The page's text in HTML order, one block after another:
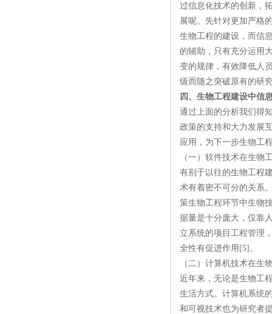
过信息化技术的创新，
展呢。先针对更加严格
生物工程的建设，而信
的辅助，只有充分运用
变的规律，有效降低人
级而随之突破原有的研
四、生物工程建设中信
通过上面的分析我们得
政策的支持和大力发展
应用，为下一步生物工
（一）软件技术在生物
有别于以往的生物工程
术有着密不可分的关系
策生物工程环节中生物
据量是十分庞大，仅靠
立系统的项目工程管理
全性有促进作用[5]。
（二）计算机技术在生
近年来，无论是生物工
生活方式。计算机系统
和可视技术也为研究者